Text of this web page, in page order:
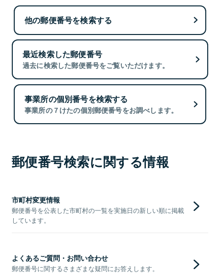
他の郵便番号を検索する
最近検索した郵便番号
過去に検索した郵便番号をご覧いただけます。
事業所の個別番号を検索する
事業所の７けたの個別郵便番号をお調べします。
郵便番号検索に関する情報
市町村変更情報
郵便番号を公表した市町村の一覧を実施日の新しい順に掲載
しています。
よくあるご質問・お問い合わせ
郵便番号に関するさまざまな疑問にお答えします。